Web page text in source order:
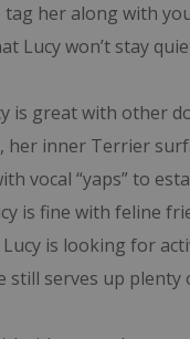
her along with
Lucy won’t stay
is great with other
her inner Terrier
vocal “yaps” to
is fine with feline
Lucy is looking for
still serves up